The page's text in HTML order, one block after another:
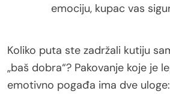
emociju, kupac vas
Koliko puta ste zadržali kutiju
„baš dobra“? Pakovanje koje je
emotivno pogađa ima dve